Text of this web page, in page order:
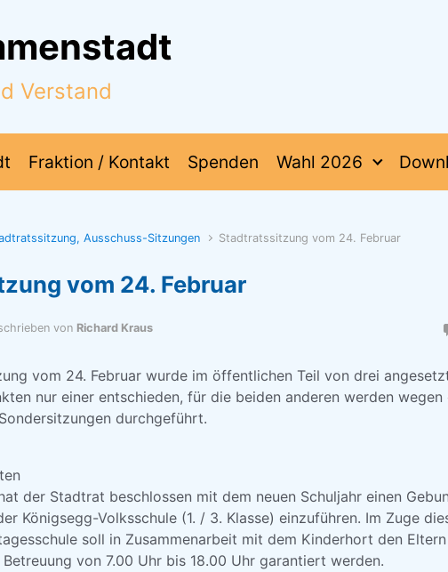
Verstand
Fraktion / Kontakt Spenden Wahl 2026
Ausschuss-Sitzungen Stadtratssitzung vom 24. Februar
vom 24. Februar
von Richard Kraus
vom 24. Februar wurde im öffentlichen Teil von drei
nur einer entschieden, für die beiden anderen werden wegen
durchgeführt.
der Stadtrat beschlossen mit dem neuen Schuljahr einen
Königsegg-Volksschule (1. / 3. Klasse) einzuführen. Im Zuge
soll in Zusammenarbeit mit dem Kinderhort den
von 7.00 Uhr bis 18.00 Uhr garantiert werden.